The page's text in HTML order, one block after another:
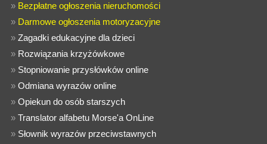
» Bezpłatne ogłoszenia nieruchomości
» Darmowe ogłoszenia motoryzacyjne
»Zagadki edukacyjne dla dzieci
» Rozwiązania krzyżówkowe
» Stopniowanie przysłówków online
»Odmiana wyrazów online
»Opiekun do osób starszych
»Translator alfabetu Morse'a OnLine
» Słownik wyrazów przeciwstawnych